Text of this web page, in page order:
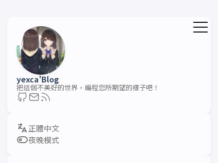
yexca'Blog
把這個不美好的世界，編程您所期望的樣子吧！
夜晚模式